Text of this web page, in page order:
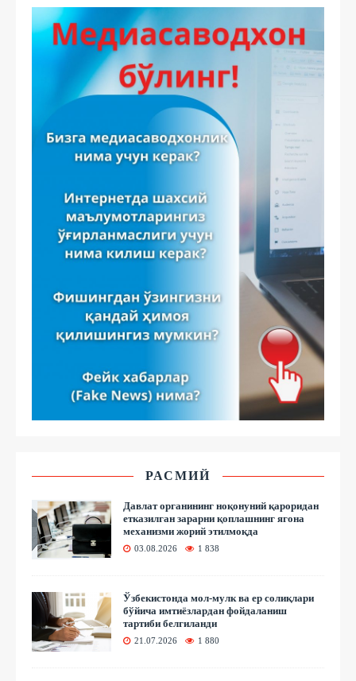
РАСМИЙ
Давлат органининг ноқонуний қароридан
етказилган зарарни қоплашнинг ягона
механизми жорий этилмоқда
03.08.2026 1 838
Ўзбекистонда мол-мулк ва ер солиқлари
бўйича имтиёзлардан фойдаланиш
тартиби белгиланди
21.07.2026 1 880